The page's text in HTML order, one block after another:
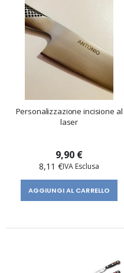
Personalizzazione incisione al
laser
9,90 €
8,11 €
AGGIUNGI AL CARRELLO